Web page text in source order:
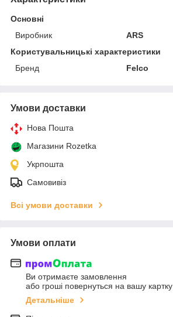
Основні
Виробник
ARS
Користувальницькі характеристики
Бренд
Felco
Умови доставки
Нова Пошта
Магазини Rozetka
Укрпошта
Самовивіз
Всі умови доставки
Умови оплати
Ви отримаєте замовлення
або гроші повернуться на вашу картку
Детальніше